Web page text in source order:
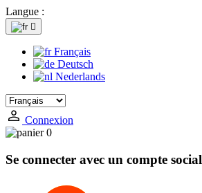
Langue :

Français
Deutsch
Nederlands
Connexion
0
Se connecter avec un compte social